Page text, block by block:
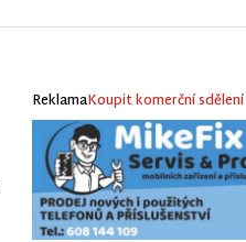
ReklamaKoupit komerční sdělení